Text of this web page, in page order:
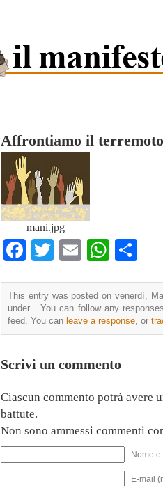
Affrontiamo il terremoto
mani.jpg
Facebook
TwitterEmail
This entry was posted on venerdì,
under . You can follow any
feed. You can leave a response, or
Scrivi un commento
Ciascun commento potrà avere
battute.
Non sono ammessi commenti
Nome
E-mail